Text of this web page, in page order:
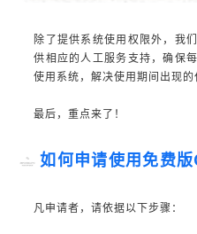
除了提供系统使用权限外，我
供相应的人工服务支持，确保
使用系统，解决使用期间出现的
最后，重点来了！
如何申请使用免费
凡申请者，请依据以下步骤：